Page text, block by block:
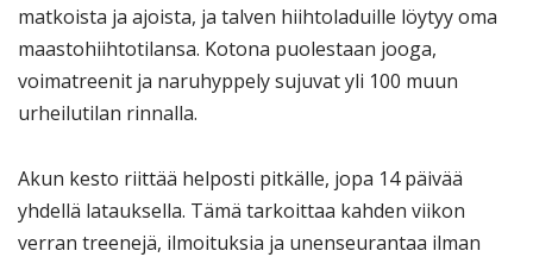
matkoista ja ajoista, ja talven hiihtoladuille löytyy oma
maastohiihtotilansa. Kotona puolestaan jooga,
voimatreenit ja naruhyppely sujuvat yli 100 muun
urheilutilan rinnalla.
Akun kesto riittää helposti pitkälle, jopa 14 päivää
yhdellä latauksella. Tämä tarkoittaa kahden viikon
verran treenejä, ilmoituksia ja unenseurantaa ilman